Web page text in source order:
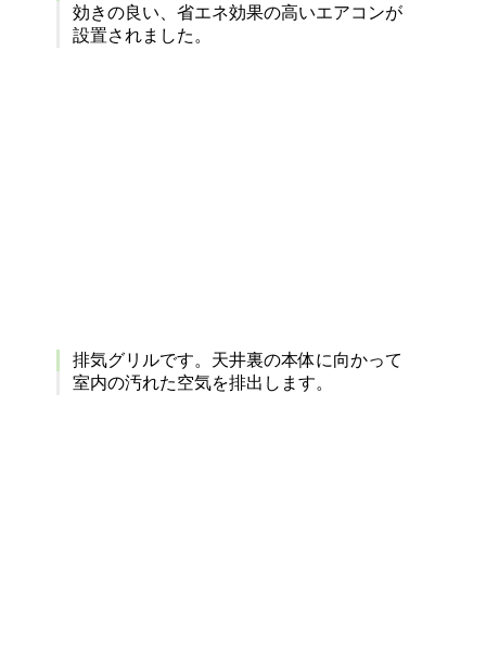
効きの良い、省エネ効果の高いエアコンが
設置されました。
排気グリルです。天井裏の本体に向かって
室内の汚れた空気を排出します。